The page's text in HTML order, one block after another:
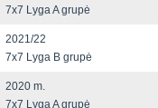
7x7 Lyga A grupė
2021/22
7x7 Lyga B grupė
2020 m.
7x7 Lyga A grupė